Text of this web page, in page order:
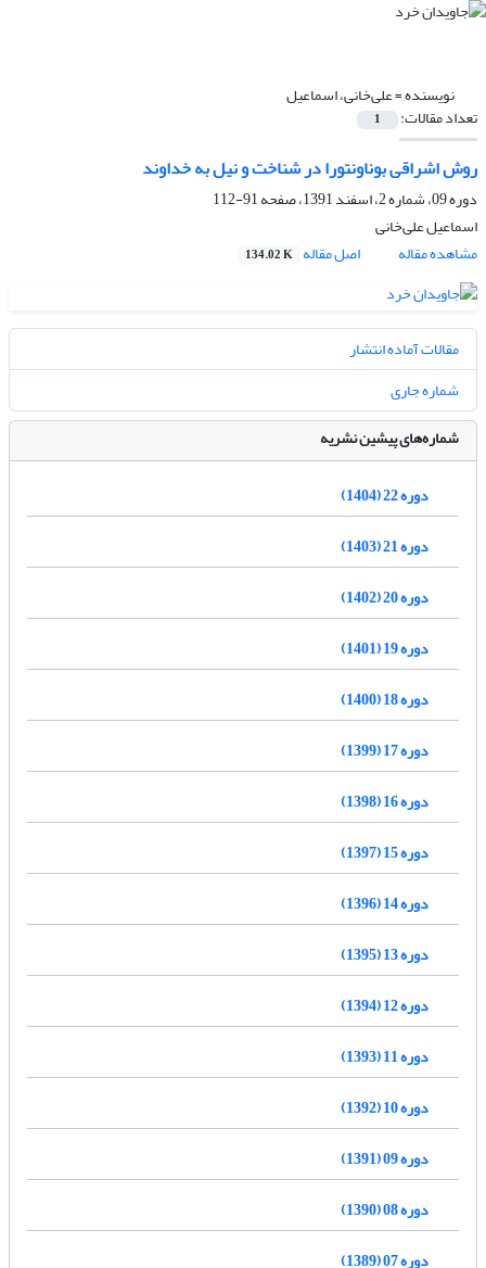
نویسنده =علی‌‌‌‌‌‌‌‌‌‌‌‌‌‌‌خانی، اسماعیل
تعداد مقالات: 1
روش اشراقی بوناونتورا در شناخت و نیل به خداوند
دوره 09، شماره 2، اسفند 1391، صفحه
91-112
اسماعیل علی‌‌‌‌‌‌‌‌‌‌‌‌‌‌‌خانی
مشاهده مقاله
اصل مقاله 134.02 K
مقالات آماده انتشار
شماره جاری
شماره‌های پیشین نشریه
دوره 22 (1404)
دوره 21 (1403)
دوره 20 (1402)
دوره 19 (1401)
دوره 18 (1400)
دوره 17 (1399)
دوره 16 (1398)
دوره 15 (1397)
دوره 14 (1396)
دوره 13 (1395)
دوره 12 (1394)
دوره 11 (1393)
دوره 10 (1392)
دوره 09 (1391)
دوره 08 (1390)
دوره 07 (1389)